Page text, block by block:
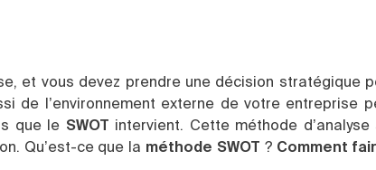
et vous devez prendre une décision stratégique
de l’environnement externe de votre entreprise
que le SWOT intervient. Cette méthode
Qu’est-ce que la méthode SWOT ? Comment